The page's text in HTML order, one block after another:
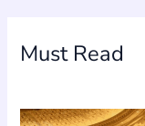
Must Read